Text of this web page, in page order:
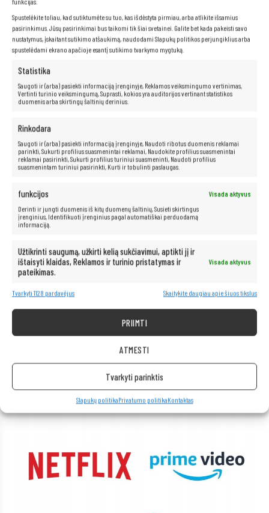
Spustelėkite toliau, kad sutiktumėte su tuo, kas išdėstyta pirmiau, arba atlikite išsamius
pasirinkimus. Jūsų pasirinkimai bus taikomi tik šiai svetainei. Galite bet kada pakeisti savo
nustatymus, įskaitant sutikimo atšaukimą, naudodami Slapukų politikos perjungiklius arba
spustelėdami ekrano apačioje esantį sutikimo tvarkymo mygtuką.
Statistika
Saugoti ir (arba) pasiekti informaciją įrenginyje, Reklamos veiksmingumo vertinimas,
Vertinti turinio veiksmingumą, Suprasti, kokios yra auditorijos vertinant statistikos
duomenis arba skirtingų šaltinių derinius.
Rinkodara
Saugoti ir (arba) pasiekti informaciją įrenginyje, Naudoti ribotus duomenis reklamai
parinkti, Sukurti profilius suasmenintai reklamai, Naudokite profilius suasmenintai
reklamai pasirinkti, Sukurti profilius turiniui suasmeninti, Naudoti profilius
suasmenintam turiniui pasirinkti, Kurti ir tobulinti paslaugas.
funkcijos
Visada aktyvus
Derinti ir jungti duomenis iš kitų duomenų šaltinių, Susieti skirtingus
įrenginius, Identifikuoti įrenginius pagal automatiškai perduodamą
informaciją.
Užtikrinti saugumą, užkirti kelią sukčiavimui, aptikti jį ir
ištaisyti klaidas, Reklamos ir turinio pristatymas ir
pateikimas.
Visada aktyvus
Tvarkyti 1128 pardavėjus Skaitykite daugiau apie šiuos tikslus
PRIIMTI
ATMESTI
Tvarkyti parinktis
Slapukų politikaPrivatumo politikaKontaktas
Patogi klaviatūra
Ergonomiškai suprojektuota klaviatūra užtikrina patogų rašymą net ir
naudojimo patogumą.
Neribotos multimedijos galimybės – po
Kompiuteris taip pat idealiai tinka visoms multimedijos programoms.